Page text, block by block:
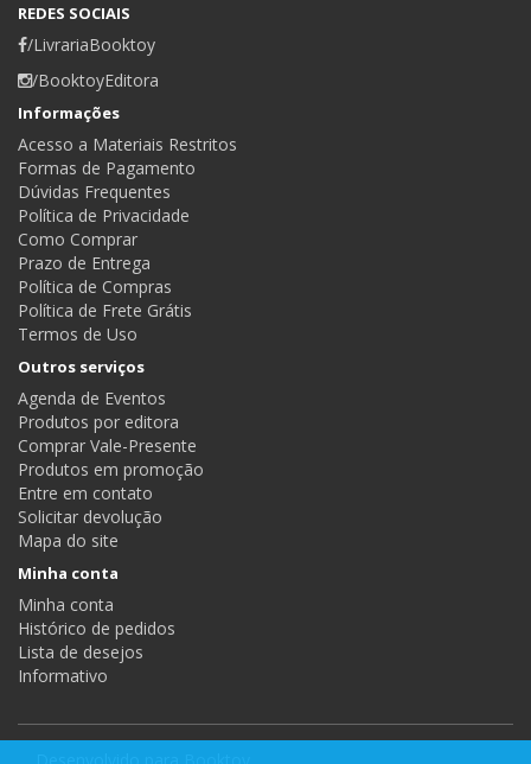
REDES SOCIAIS
/LivrariaBooktoy
/BooktoyEditora
Informações
Acesso a Materiais Restritos
Formas de Pagamento
Dúvidas Frequentes
Política de Privacidade
Como Comprar
Prazo de Entrega
Política de Compras
Política de Frete Grátis
Termos de Uso
Outros serviços
Agenda de Eventos
Produtos por editora
Comprar Vale-Presente
Produtos em promoção
Entre em contato
Solicitar devolução
Mapa do site
Minha conta
Minha conta
Histórico de pedidos
Lista de desejos
Informativo